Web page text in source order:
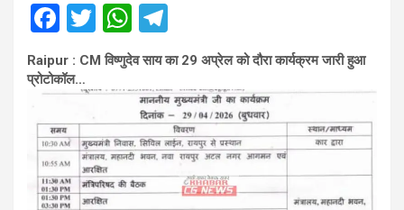
F
ce
b
o
o
k
T
wi
tt
er
W
h
at
s
A
p
p
el
e
gr
a
m
Raipur : CM विष्णुदेव साय का 29 अप्रेल को दौरा कार्यक्रम जारी हुआ
प्रोटोकॉल…